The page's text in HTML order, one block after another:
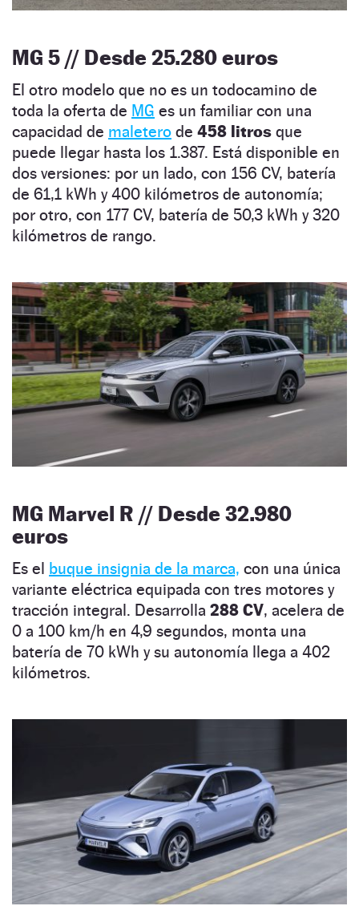
MG 5 // Desde 25.280 euros
El otro modelo que no es un todocamino de
toda la oferta de MG es un familiar con una
capacidad de maletero de 458 litros que
puede llegar hasta los 1.387. Está disponible en
dos versiones: por un lado, con 156 CV, batería
de 61,1 kWh y 400 kilómetros de autonomía;
por otro, con 177 CV, batería de 50,3 kWh y 320
kilómetros de rango.
MG Marvel R // Desde 32.980
euros
Es el buque insignia de la marca, con una única
variante eléctrica equipada con tres motores y
tracción integral. Desarrolla 288 CV, acelera de
0 a 100 km/h en 4,9 segundos, monta una
batería de 70 kWh y su autonomía llega a 402
kilómetros.